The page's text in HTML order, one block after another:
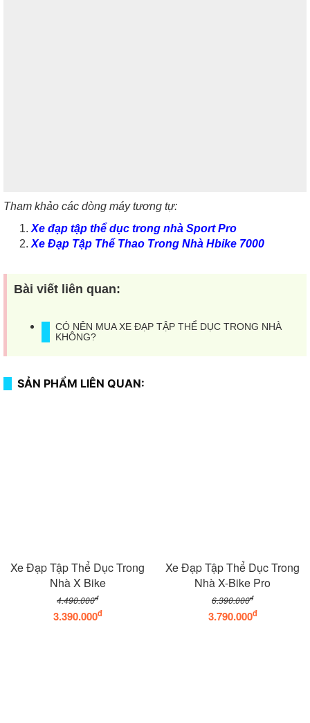
Tham khảo các dòng máy tương tự:
Xe đạp tập thể dục trong nhà Sport Pro
Xe Đạp Tập Thể Thao Trong Nhà Hbike 7000
Bài viết liên quan:
CÓ NÊN MUA XE ĐẠP TẬP THỂ DỤC TRONG NHÀ
KHÔNG?
SẢN PHẨM LIÊN QUAN:
Xe Đạp Tập Thể Dục Trong
Nhà X Bike
4.490.000đ
3.390.000đ
Xe Đạp Tập Thể Dục Trong
Nhà X-Bike Pro
6.390.000đ
3.790.000đ